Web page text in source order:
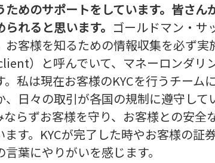
めのサポートをしています。皆さん
れると思います。 ゴールドマン・サ
客様を知るための情報収集を必ず実
）と呼んでいて、マネーロンダリ
私は現在お客様のKYCを行うチーム
日々の取引が各国の規制に遵守して
らずお客様を守り、お客様との安全
す。KYCが完了した時やお客様の証
葉にやりがいを感じます。